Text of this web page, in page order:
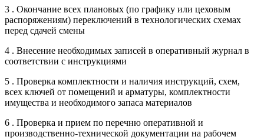
3 . Окончание всех плановых (по графику или цеховым
распоряжениям) переключений в технологических схемах
перед сдачей смены
4 . Внесение необходимых записей в оперативный журнал в
соответствии с инструкциями
5 . Проверка комплектности и наличия инструкций, схем,
всех ключей от помещений и арматуры, комплектности
имущества и необходимого запаса материалов
6 . Проверка и прием по перечню оперативной и
производственно-технической документации на рабочем